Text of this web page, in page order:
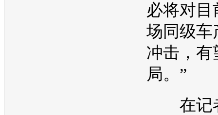
必将对目
场同级车
冲击，有
局。”
在记